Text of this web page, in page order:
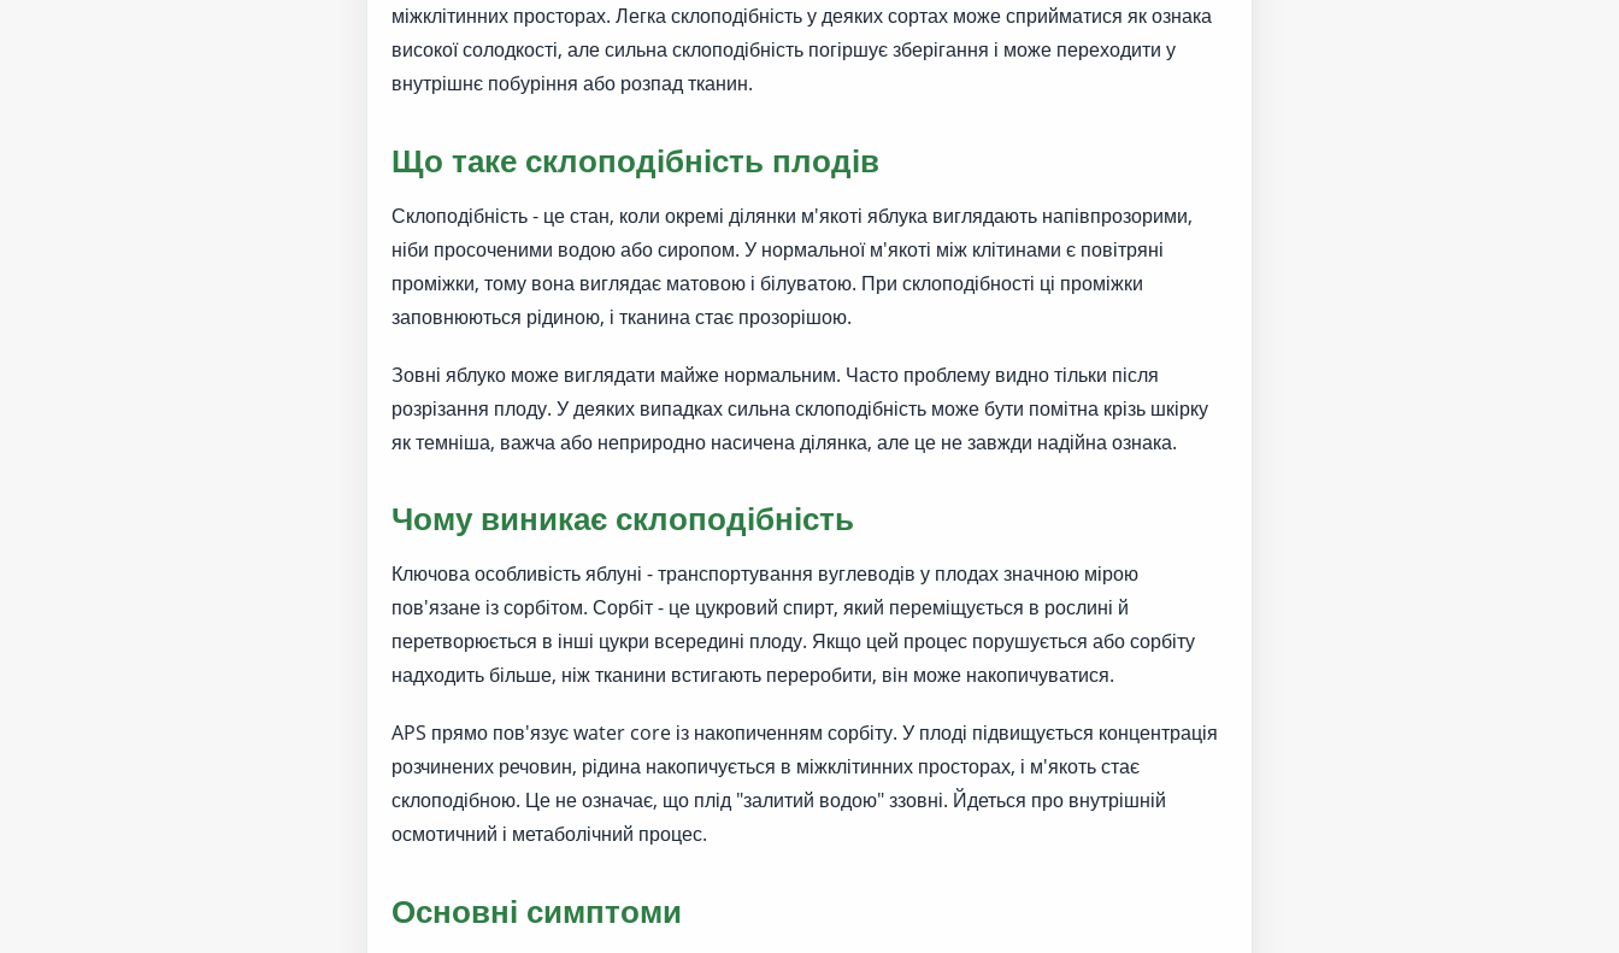
міжклітинних просторах. Легка склоподібність у деяких сортах може сприйматися як ознака
високої солодкості, але сильна склоподібність погіршує зберігання і може переходити у
внутрішнє побуріння або розпад тканин.
Що таке склоподібність плодів
Склоподібність - це стан, коли окремі ділянки м'якоті яблука виглядають напівпрозорими,
ніби просоченими водою або сиропом. У нормальної м'якоті між клітинами є повітряні
проміжки, тому вона виглядає матовою і білуватою. При склоподібності ці проміжки
заповнюються рідиною, і тканина стає прозорішою.
Зовні яблуко може виглядати майже нормальним. Часто проблему видно тільки після
розрізання плоду. У деяких випадках сильна склоподібність може бути помітна крізь шкірку
як темніша, важча або неприродно насичена ділянка, але це не завжди надійна ознака.
Чому виникає склоподібність
Ключова особливість яблуні - транспортування вуглеводів у плодах значною мірою
пов'язане із сорбітом. Сорбіт - це цукровий спирт, який переміщується в рослині й
перетворюється в інші цукри всередині плоду. Якщо цей процес порушується або сорбіту
надходить більше, ніж тканини встигають переробити, він може накопичуватися.
APS прямо пов'язує water core із накопиченням сорбіту. У плоді підвищується концентрація
розчинених речовин, рідина накопичується в міжклітинних просторах, і м'якоть стає
склоподібною. Це не означає, що плід "залитий водою" ззовні. Йдеться про внутрішній
осмотичний і метаболічний процес.
Основні симптоми